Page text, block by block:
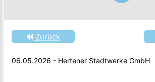
Zurück
06.05.2026 - Hertener Stadtwerke GmbH